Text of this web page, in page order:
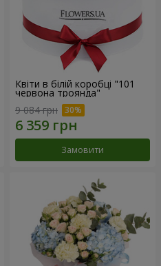
Квіти в білій коробці "101
червона троянда"
9 084 грн
Замовити